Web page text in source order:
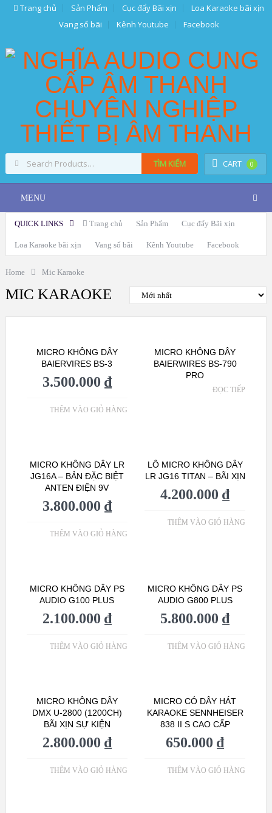
Trang chủ Sản Phẩm Cục đẩy Bãi xịn
Loa Karaoke bãi xịn
Vang số bãi
Kênh Youtube Facebook
CART 0
TÌM KIẾM
MENU
QUICK LINKS Trang chủ Sản Phẩm Cục đẩy Bãi xịn
Loa Karaoke bãi xịn Vang số bãi Kênh Youtube Facebook
Home Mic Karaoke
MIC KARAOKE
MICRO KHÔNG DÂY
BAIERVIRES BS-3
3.500.000 ₫
THÊM VÀO GIỎ HÀNG
MICRO KHÔNG DÂY
BAIERWIRES BS-790
PRO
ĐỌC TIẾP
MICRO KHÔNG DÂY LR
JG16A – BẢN ĐẶC BIỆT
ANTEN ĐIỆN 9V
3.800.000 ₫
THÊM VÀO GIỎ HÀNG
LÔ MICRO KHÔNG DÂY
LR JG16 TITAN – BÃI XỊN
4.200.000₫
THÊM VÀO GIỎ HÀNG
MICRO KHÔNG DÂY PS
AUDIO G100 PLUS
2.100.000 ₫
THÊM VÀO GIỎ HÀNG
MICRO KHÔNG DÂY PS
AUDIO G800 PLUS
5.800.000₫
THÊM VÀO GIỎ HÀNG
MICRO KHÔNG DÂY
DMX U-2800 (1200CH)
BÃI XỊN SỰ KIỆN
2.800.000 ₫
THÊM VÀO GIỎ HÀNG
MICRO CÓ DÂY HÁT
KARAOKE SENNHEISER
838 II S CAO CẤP
650.000₫
THÊM VÀO GIỎ HÀNG